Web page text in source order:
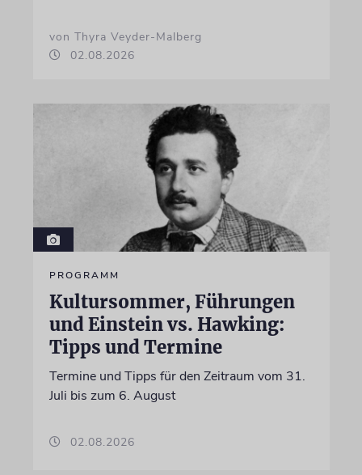
von Thyra Veyder-Malberg
02.08.2026
PROGRAMM
Kultursommer, Führungen
und Einstein vs. Hawking:
Tipps und Termine
Termine und Tipps für den Zeitraum vom 31.
Juli bis zum 6. August
02.08.2026